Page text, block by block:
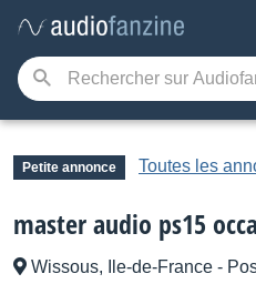
Petite annonce Toutes les
master audio ps15
Wissous, Ile-de-France -